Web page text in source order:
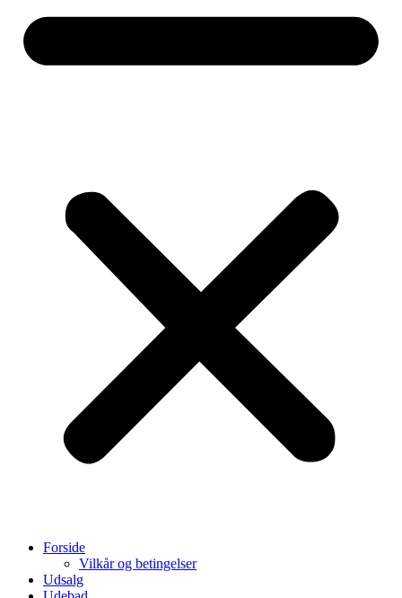
Forside
Vilkår og betingelser
Udsalg